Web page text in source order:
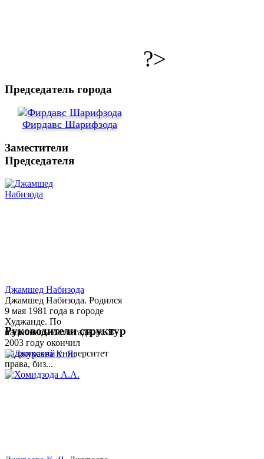
?>
Председатель города
Фирдавс Шарифзода
Заместители
Председателя
Джамшед Набизода
Джамшед Набизода. Родился
9 мая 1981 года в городе
Худжанде. По
национальности таджик. В
2003 году окончил
Таджикский университет
права, биз...
Руководители структур